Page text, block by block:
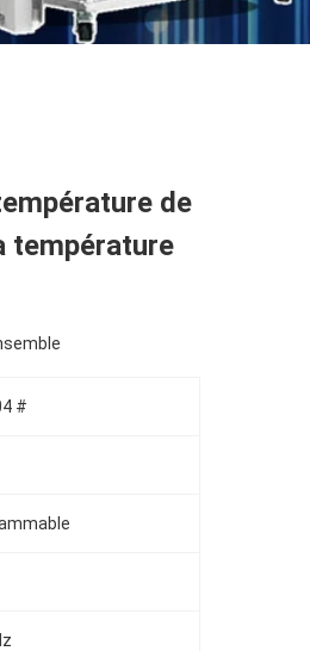
de
température
#